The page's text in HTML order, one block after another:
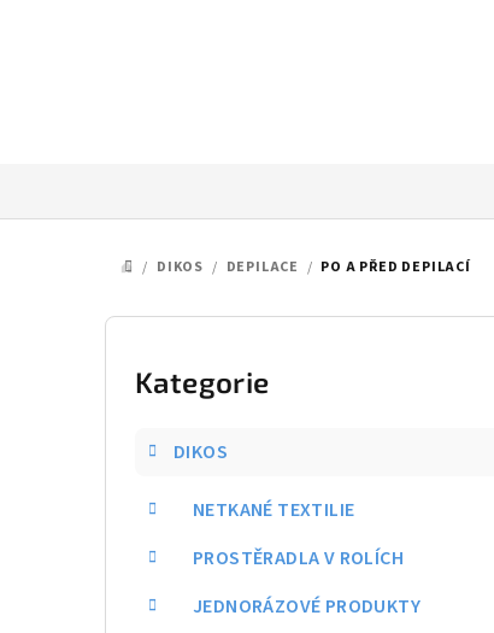
DOMŮ
/ DIKOS / DEPILACE / PO A PŘED DEPILACÍ
P
Přeskočit
kategorie
Kategorie
DIKOS
NETKANÉ TEXTILIE
PROSTĚRADLA V ROLÍCH
JEDNORÁZOVÉ PRODUKTY